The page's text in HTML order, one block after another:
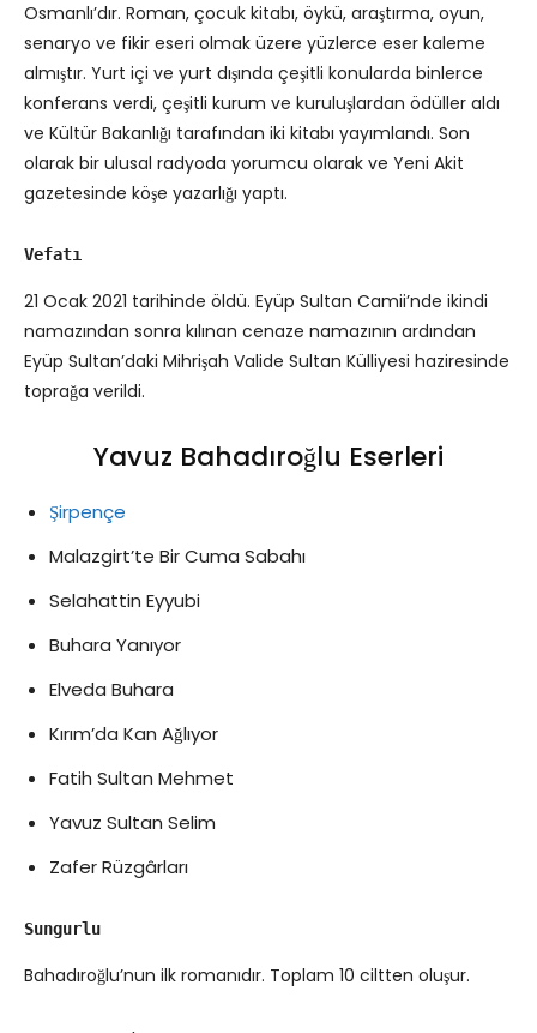
Osmanlı’dır. Roman, çocuk kitabı, öykü, araştırma, oyun,
senaryo ve fikir eseri olmak üzere yüzlerce eser kaleme
almıştır. Yurt içi ve yurt dışında çeşitli konularda binlerce
konferans verdi, çeşitli kurum ve kuruluşlardan ödüller aldı
ve Kültür Bakanlığı tarafından iki kitabı yayımlandı. Son
olarak bir ulusal radyoda yorumcu olarak ve Yeni Akit
gazetesinde köşe yazarlığı yaptı.
Vefatı
21 Ocak 2021 tarihinde öldü. Eyüp Sultan Camii’nde ikindi
namazından sonra kılınan cenaze namazının ardından
Eyüp Sultan’daki Mihrişah Valide Sultan Külliyesi haziresinde
toprağa verildi.
Yavuz Bahadıroğlu Eserleri
Şirpençe
Malazgirt’te Bir Cuma Sabahı
Selahattin Eyyubi
Buhara Yanıyor
Elveda Buhara
Kırım’da Kan Ağlıyor
Fatih Sultan Mehmet
Yavuz Sultan Selim
Zafer Rüzgârları
Sungurlu
Bahadıroğlu’nun ilk romanıdır. Toplam 10 ciltten oluşur.